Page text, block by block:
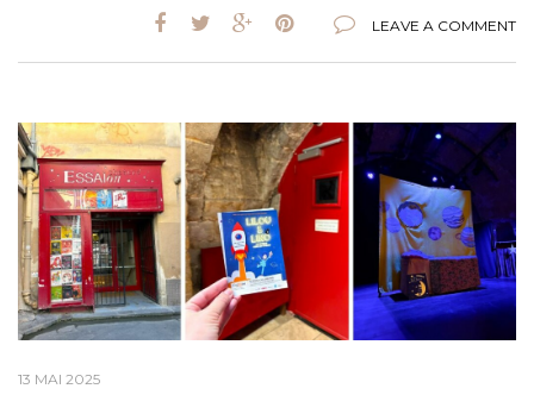
LEAVE A COMMENT
13 MAI 2025